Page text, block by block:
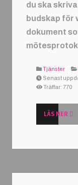
du ska
budskap för
dokument
Tjänster
Senast
Träffar: 770
LÄS MER